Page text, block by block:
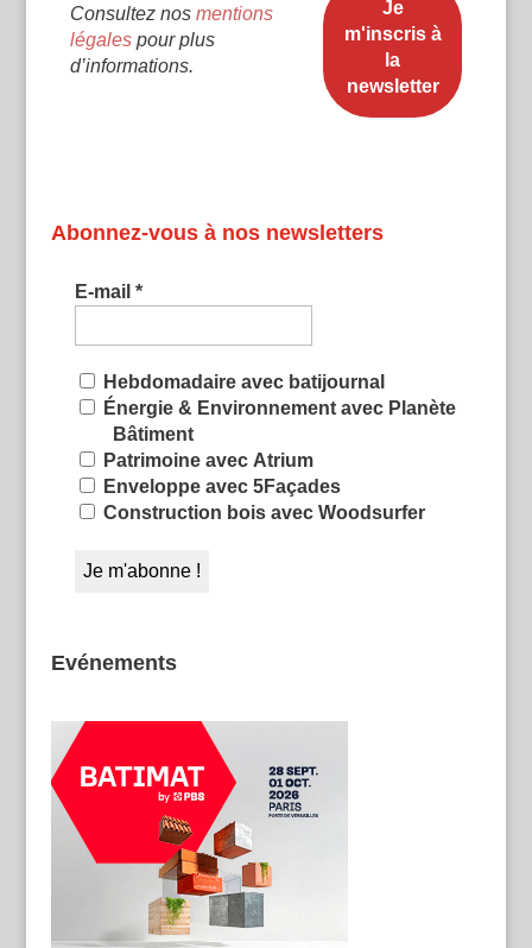
Consultez nos mentions
légalespour plus
d’informations.
Abonnez-vous à nos newsletters
E-mail *
Hebdomadaire avec batijournal
Énergie & Environnement avec Planète
Bâtiment
Patrimoine avec Atrium
Enveloppe avec 5Façades
Construction bois avec Woodsurfer
Evénements